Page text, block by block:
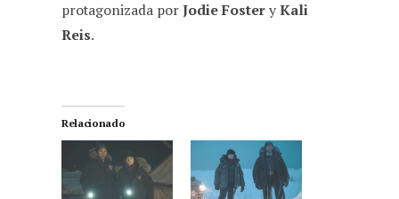
protagonizada porJodie FosteryKali
Reis.
Relacionado